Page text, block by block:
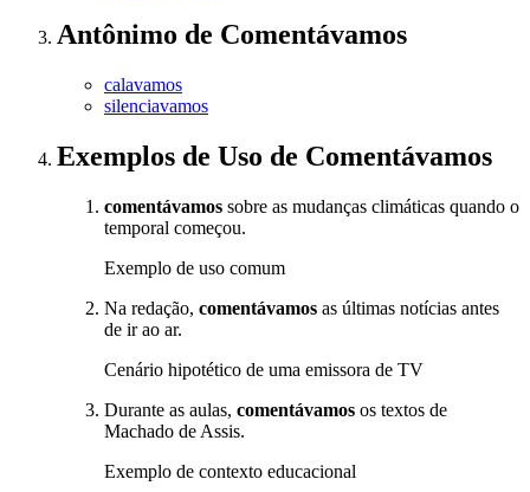
Antônimo de Comentávamos
calavamos
silenciavamos
Exemplos de Uso de Comentávamos
comentávamos sobre as mudanças climáticas quando o
temporal começou.
Exemplo de uso comum
Na redação, comentávamos as últimas notícias antes
de ir ao ar.
Cenário hipotético de uma emissora de TV
Durante as aulas, comentávamos os textos de
Machado de Assis.
Exemplo de contexto educacional